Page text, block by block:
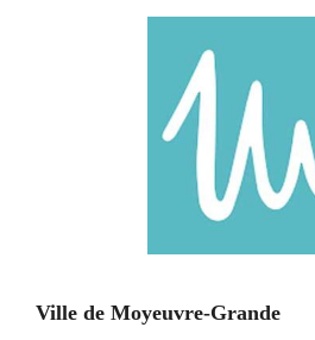
Ville de Moyeuvre-Grande